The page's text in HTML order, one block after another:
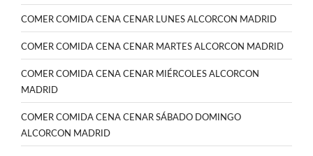
COMER COMIDA CENA CENAR LUNES ALCORCON MADRID
COMER COMIDA CENA CENAR MARTES ALCORCON MADRID
COMER COMIDA CENA CENAR MIÉRCOLES ALCORCON
MADRID
COMER COMIDA CENA CENAR SÁBADO DOMINGO
ALCORCON MADRID